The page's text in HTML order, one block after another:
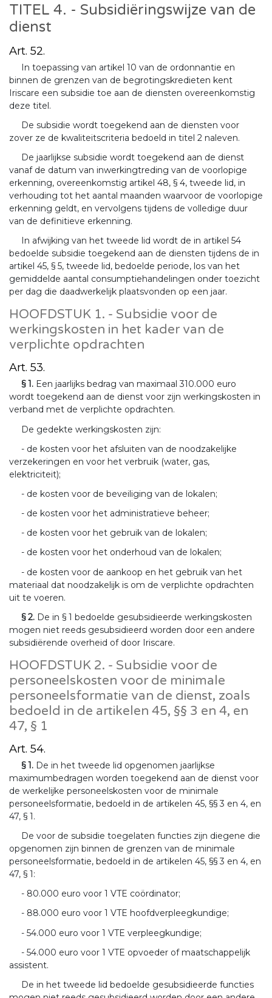
TITEL 4. - Subsidiëringswijze van de
dienst
Art. 52.
In toepassing van artikel 10 van de ordonnantie en
binnen de grenzen van de begrotingskredieten kent
Iriscare een subsidie toe aan de diensten overeenkomstig
deze titel.
De subsidie wordt toegekend aan de diensten voor
zover ze de kwaliteitscriteria bedoeld in titel 2 naleven.
De jaarlijkse subsidie wordt toegekend aan de dienst
vanaf de datum van inwerkingtreding van de voorlopige
erkenning, overeenkomstig artikel 48, § 4, tweede lid, in
verhouding tot het aantal maanden waarvoor de voorlopige
erkenning geldt, en vervolgens tijdens de volledige duur
van de definitieve erkenning.
In afwijking van het tweede lid wordt de in artikel 54
bedoelde subsidie toegekend aan de diensten tijdens de in
artikel 45, § 5, tweede lid, bedoelde periode, los van het
gemiddelde aantal consumptiehandelingen onder toezicht
per dag die daadwerkelijk plaatsvonden op een jaar.
HOOFDSTUK 1. - Subsidie voor de
werkingskosten in het kader van de
verplichte opdrachten
Art. 53.
§ 1. Een jaarlijks bedrag van maximaal 310.000 euro
wordt toegekend aan de dienst voor zijn werkingskosten in
verband met de verplichte opdrachten.
De gedekte werkingskosten zijn:
- de kosten voor het afsluiten van de noodzakelijke
verzekeringen en voor het verbruik (water, gas,
elektriciteit);
- de kosten voor de beveiliging van de lokalen;
- de kosten voor het administratieve beheer;
- de kosten voor het gebruik van de lokalen;
- de kosten voor het onderhoud van de lokalen;
- de kosten voor de aankoop en het gebruik van het
materiaal dat noodzakelijk is om de verplichte opdrachten
uit te voeren.
§ 2. De in § 1 bedoelde gesubsidieerde werkingskosten
mogen niet reeds gesubsidieerd worden door een andere
subsidiërende overheid of door Iriscare.
HOOFDSTUK 2. - Subsidie voor de
personeelskosten voor de minimale
personeelsformatie van de dienst, zoals
bedoeld in de artikelen 45, §§ 3 en 4, en
47, § 1
Art. 54.
§ 1. De in het tweede lid opgenomen jaarlijkse
maximumbedragen worden toegekend aan de dienst voor
de werkelijke personeelskosten voor de minimale
personeelsformatie, bedoeld in de artikelen 45, §§ 3 en 4, en
47, § 1.
De voor de subsidie toegelaten functies zijn diegene die
opgenomen zijn binnen de grenzen van de minimale
personeelsformatie, bedoeld in de artikelen 45, §§ 3 en 4, en
47, § 1:
- 80.000 euro voor 1 VTE coördinator;
- 88.000 euro voor 1 VTE hoofdverpleegkundige;
- 54.000 euro voor 1 VTE verpleegkundige;
- 54.000 euro voor 1 VTE opvoeder of maatschappelijk
assistent.
De in het tweede lid bedoelde gesubsidieerde functies